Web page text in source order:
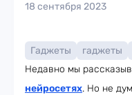
18 сентября 2023
Гаджеты гаджеты
Недавно мы
нейросетях. Но не